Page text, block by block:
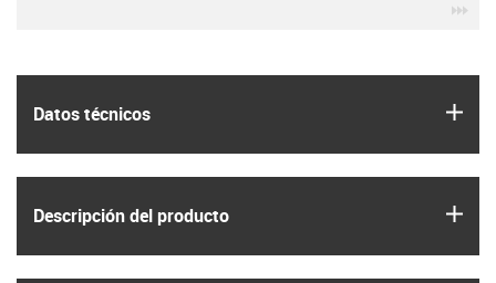
Datos técnicos
Descripción del producto